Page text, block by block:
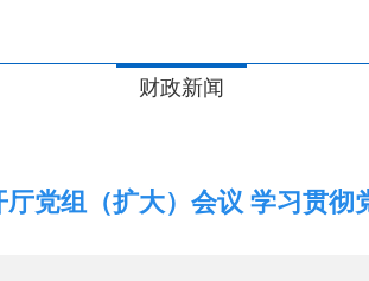
财政新闻
党组（扩大）会议 学习贯彻